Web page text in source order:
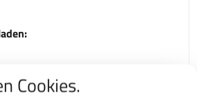
Cookies.